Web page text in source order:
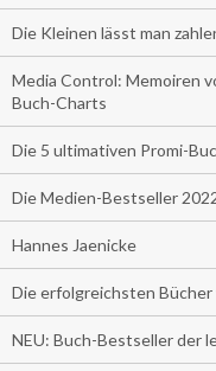
Die Kleinen lässt man
Media Control: Memoiren
Buch-Charts
Die 5 ultimativen Promi-
Die Medien-Bestseller
Hannes Jaenicke
Die erfolgreichsten
NEU: Buch-Bestseller der